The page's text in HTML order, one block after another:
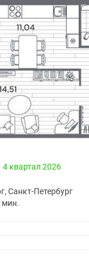
4 квартал 2026
Санкт-Петербург
мин.